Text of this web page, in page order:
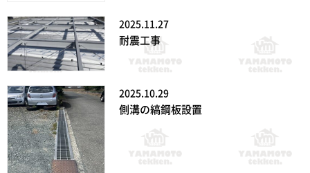
2025.11.27
耐震工事
2025.10.29
側溝の縞鋼板設置